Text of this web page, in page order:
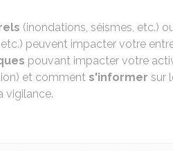
(inondations, séismes, etc.)
peuvent impacter votre
pouvant impacter votre
et comment s'informer sur
vigilance.